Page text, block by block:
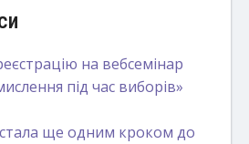
на вебсемінар
під час виборів»
стала ще одним кроком до